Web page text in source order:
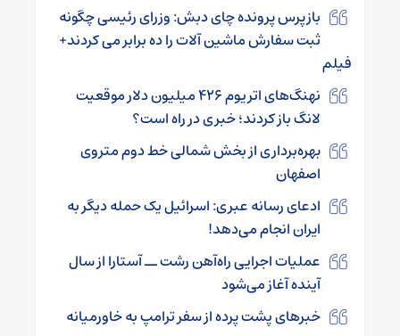
بازپرس پرونده چای دبش: وزرای رئیسی چگونه
ثبت سفارش ماشین آلات را ده برابر می کردند+
فیلم
نهنگ‌های اتریوم ۴۲۶ میلیون دلار موقعیت
لانگ باز کردند؛ خبری در راه است؟
بهره‌برداری از بخش شمالی خط دوم متروی
اصفهان
ادعای رسانه‌ عبری: اسرائیل یک حمله دیگر به
ایران انجام می‌دهد!
عملیات اجرایی راه‌آهن رشت ــ آستارا از سال
آینده آغاز می‌شود
خبرهای پشت پرده از سفر ترامپ به خاورمیانه